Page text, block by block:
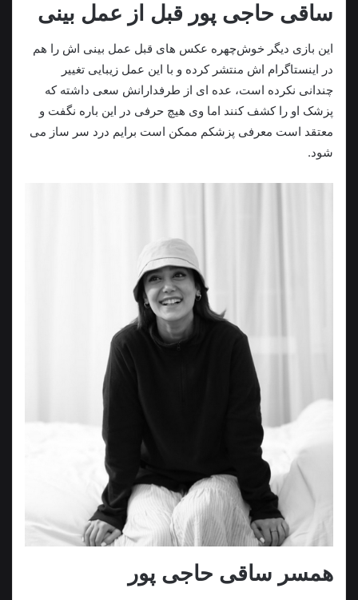
ساقی حاجی پور قبل از عمل بینی
این بازی دیگر خوش‌چهره عکس های قبل عمل بینی اش را هم
در اینستاگرام اش منتشر کرده و با این عمل زیبایی تغییر
چندانی نکرده است، عده ای از طرفدارانش سعی داشته که
پزشک او را کشف کنند اما وی هیچ حرفی در این باره نگفت و
معتقد است معرفی پزشکم ممکن است برایم درد سر ساز می
شود.
همسر ساقی حاجی پور